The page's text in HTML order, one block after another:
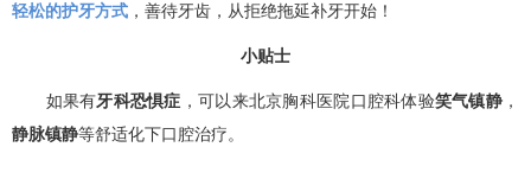
轻松的护牙方式 ，善待牙齿，从拒绝拖延补牙开始！
小贴士
如果有牙科恐惧症 ，可以来北京胸科医院口腔科体验笑气镇静 ，
静脉镇静等舒适化下口腔治疗。